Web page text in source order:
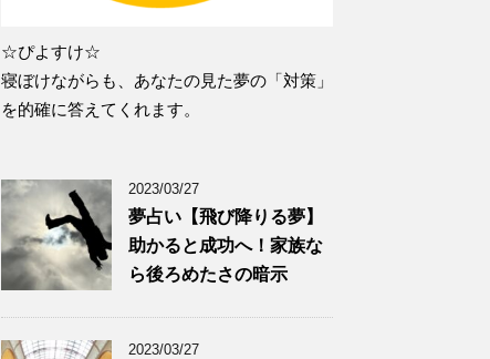
☆ぴよすけ☆
寝ぼけながらも、あなたの見た夢の「対策」
を的確に答えてくれます。
2023/03/27
夢占い【飛び降りる夢】
助かると成功へ！家族な
ら後ろめたさの暗示
2023/03/27